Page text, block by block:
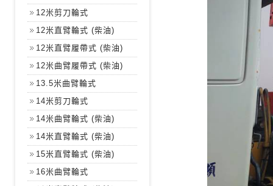
12米剪刀輪式
12米直臂輪式 (柴油)
12米直臂履帶式 (柴油)
12米曲臂履帶式 (柴油)
13.5米曲臂輪式
14米剪刀輪式
14米曲臂輪式 (柴油)
14米直臂輪式 (柴油)
15米直臂輪式 (柴油)
16米曲臂輪式